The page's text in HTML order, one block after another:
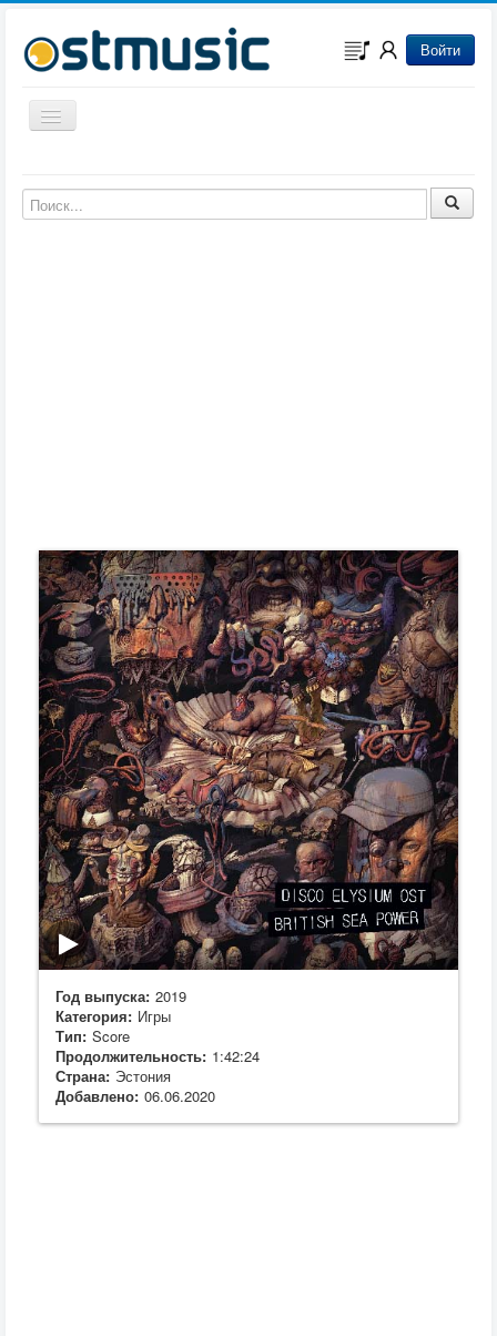
Войти
Включить/выключить навигацию
Музыка из мультфильмов
Музыка из сериалов
Год выпуска: 2019
Категория: Игры
Тип: Score
Продолжительность: 1:42:24
Страна: Эстония
Добавлено: 06.06.2020